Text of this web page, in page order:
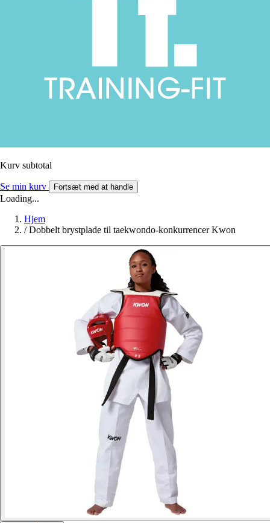
Kurv subtotal
Se min kurv Fortsæt med at handle
Loading...
Hjem
/ Dobbelt brystplade til taekwondo-konkurrencer Kwon